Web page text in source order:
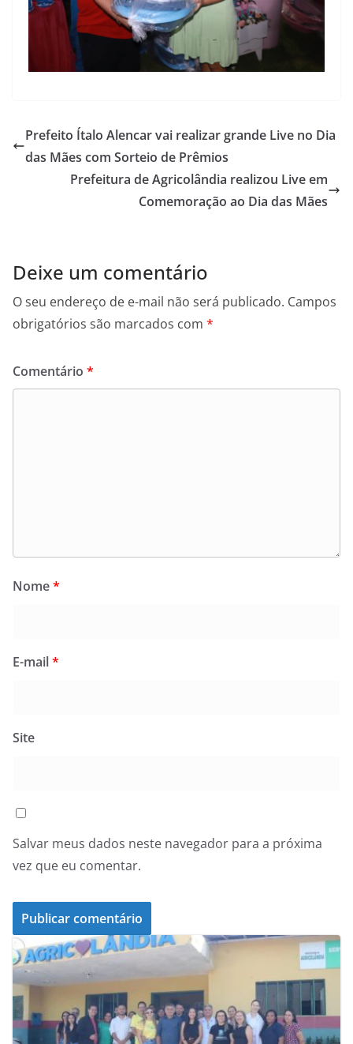
Prefeito Ítalo Alencar vai realizar grande Live no Dia
das Mães com Sorteio de Prêmios
Prefeitura de Agricolândia realizou Live em
Comemoração ao Dia das Mães
Deixe um comentário
O seu endereço de e-mail não será publicado. Campos
obrigatórios são marcados com *
Comentário *
Nome*
E-mail*
Site
Salvar meus dados neste navegador para a próxima
vez que eu comentar.